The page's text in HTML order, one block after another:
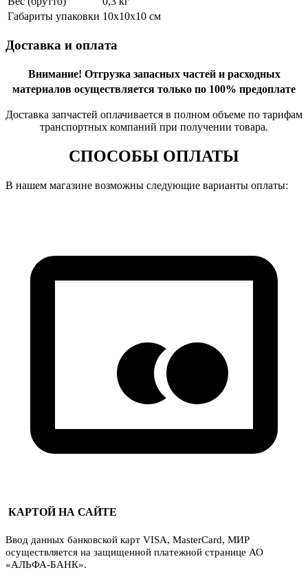
Габариты упаковки 10х10х10 см
Доставка и оплата
Внимание! Отгрузка запасных частей и расходных
материалов осуществляется только по 100% предоплате
Доставка запчастей оплачивается в полном объеме по тарифам
транспортных компаний при получении товара.
СПОСОБЫ ОПЛАТЫ
В нашем магазине возможны следующие варианты оплаты:
КАРТОЙ НА САЙТЕ
Ввод данных банковской карт VISA, MasterCard, МИР
осуществляется на защищенной платежной странице АО
«АЛЬФА-БАНК».